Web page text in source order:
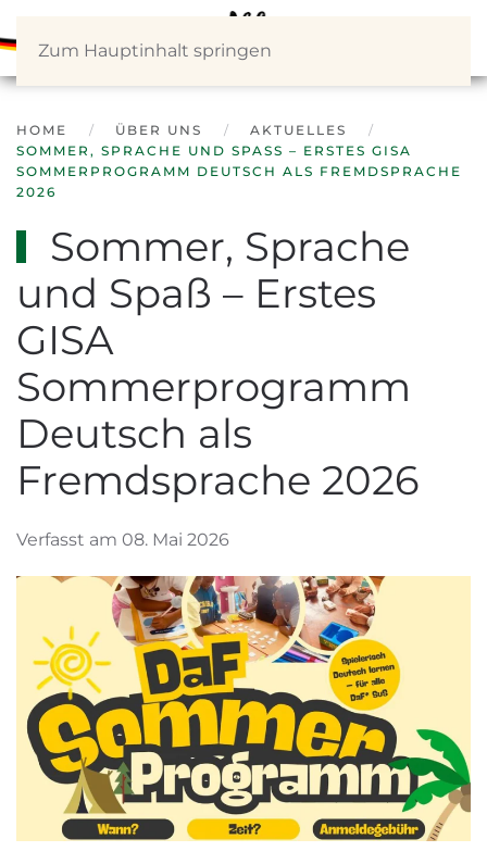
Zum Hauptinhalt springen
HOME ÜBER UNS
AKTUELLES
SOMMER, SPRACHE UND SPASS – ERSTES GISA S
OMMERPROGRAMM DEUTSCH ALS FREMDSPRACHE 2
026
Sommer, Sprache
und Spaß – Erstes
GISA
Sommerprogramm
Deutsch als
Fremdsprache 2026
Verfasst am 08. Mai 2026